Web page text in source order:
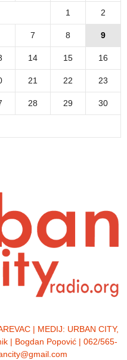
1 2
7 8 9
14 15 16
21 22 23
28 29 30
| MEDIJ: URBAN CITY,
| Bogdan Popović | 062/565-